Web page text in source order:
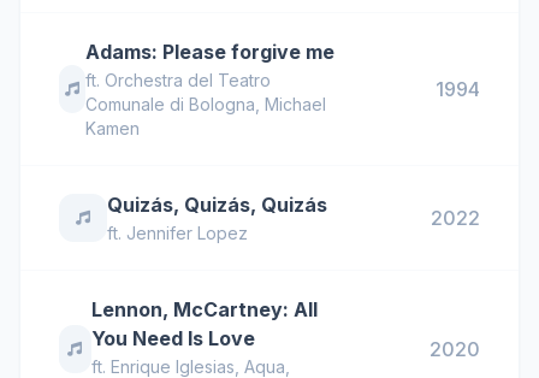
Adams: Please forgive me
ft. Orchestra del Teatro
Comunale di Bologna Michael
Kamen
1994
Quizás, Quizás, Quizás
ft. Jennifer Lopez
2022
Lennon, McCartney: All
You Need Is Love
ft. Enrique Iglesias Aqua
2020